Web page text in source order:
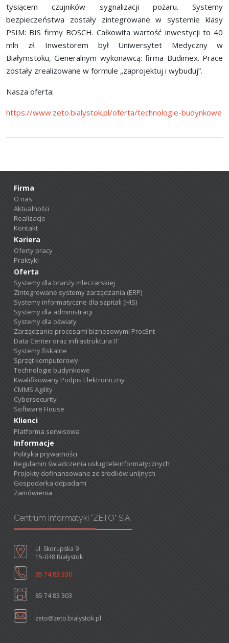
tysiącem czujników sygnalizacji pożaru. Systemy
bezpieczeństwa zostały zintegrowane w systemie klasy
PSIM: BIS firmy BOSCH. Całkowita wartość inwestycji to 40
mln zł. Inwestorem był Uniwersytet Medyczny w
Białymstoku, Generalnym wykonawcą: firma Budimex. Prace
zostały zrealizowane w formule „zaprojektuj i wybuduj”.
Nasza oferta:
https://www.zeto.bialystok.pl/oferta/technologie-budynkowe
Firma
O nas
Aktualności
Realizacje
Kontakt
Kariera
Oferty pracy
Praktyki
Oferta
Systemy dla branży mleczarskiej
Zintegrowane systemy zarządzania (ERP)
Systemy informatyczne dla szpitali (HIS)
Systemy dla administracji
Systemy dla oświaty
Zarządzanie procesami biznesowymi ProcEnt
Data Center oraz infrastruktura IT
Systemy fiskalne
Sprzęt komputerowy
Technologie budynkowe
Kwalifikowany Podpis Elektroniczny
CMMS Agility
Cybersecurity
Software House
Klienci
Platforma serwisowa
Informacje
Polityka prywatności
Regulamin świadczenia usług teleinformatycznych
Projekty dofinansowane ze środków unijnych
Gospodarka odpadami
Zamówienia
Centrum Informatyki "ZETO" S.A.
ul. Skorupska 9
15-048 Białystok
85 74 83 330
85 74 83 303
zeto@zeto.bialystok.pl